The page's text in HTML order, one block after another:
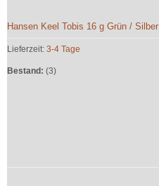
Hansen Keel Tobis 16 g Grün / Silber
Lieferzeit: 3-4 Tage
Bestand: (3)